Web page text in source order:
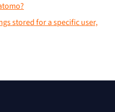
stored for a specific user,